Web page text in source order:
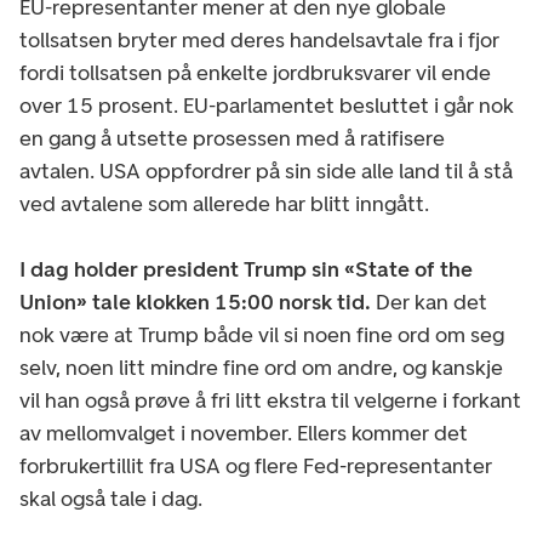
EU-representanter mener at den nye globale
tollsatsen bryter med deres handelsavtale fra i fjor
fordi tollsatsen på enkelte jordbruksvarer vil ende
over 15 prosent. EU-parlamentet besluttet i går nok
en gang å utsette prosessen med å ratifisere
avtalen. USA oppfordrer på sin side alle land til å stå
ved avtalene som allerede har blitt inngått.
I dag holder president Trump sin «State of the
Union» tale klokken 15:00 norsk tid. Der kan det
nok være at Trump både vil si noen fine ord om seg
selv, noen litt mindre fine ord om andre, og kanskje
vil han også prøve å fri litt ekstra til velgerne i forkant
av mellomvalget i november. Ellers kommer det
forbrukertillit fra USA og flere Fed-representanter
skal også tale i dag.